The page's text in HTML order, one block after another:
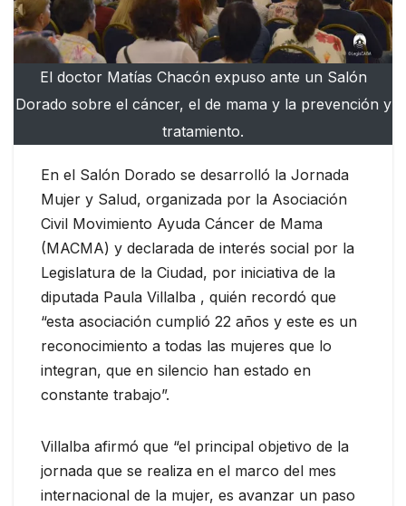
El doctor Matías Chacón expuso ante un Salón
Dorado sobre el cáncer, el de mama y la prevención y
tratamiento.
En el Salón Dorado se desarrolló la Jornada
Mujer y Salud, organizada por la Asociación
Civil Movimiento Ayuda Cáncer de Mama
(MACMA) y declarada de interés social por la
Legislatura de la Ciudad, por iniciativa de la
diputada Paula Villalba , quién recordó que
“esta asociación cumplió 22 años y este es un
reconocimiento a todas las mujeres que lo
integran, que en silencio han estado en
constante trabajo”.
Villalba afirmó que “el principal objetivo de la
jornada que se realiza en el marco del mes
internacional de la mujer, es avanzar un paso